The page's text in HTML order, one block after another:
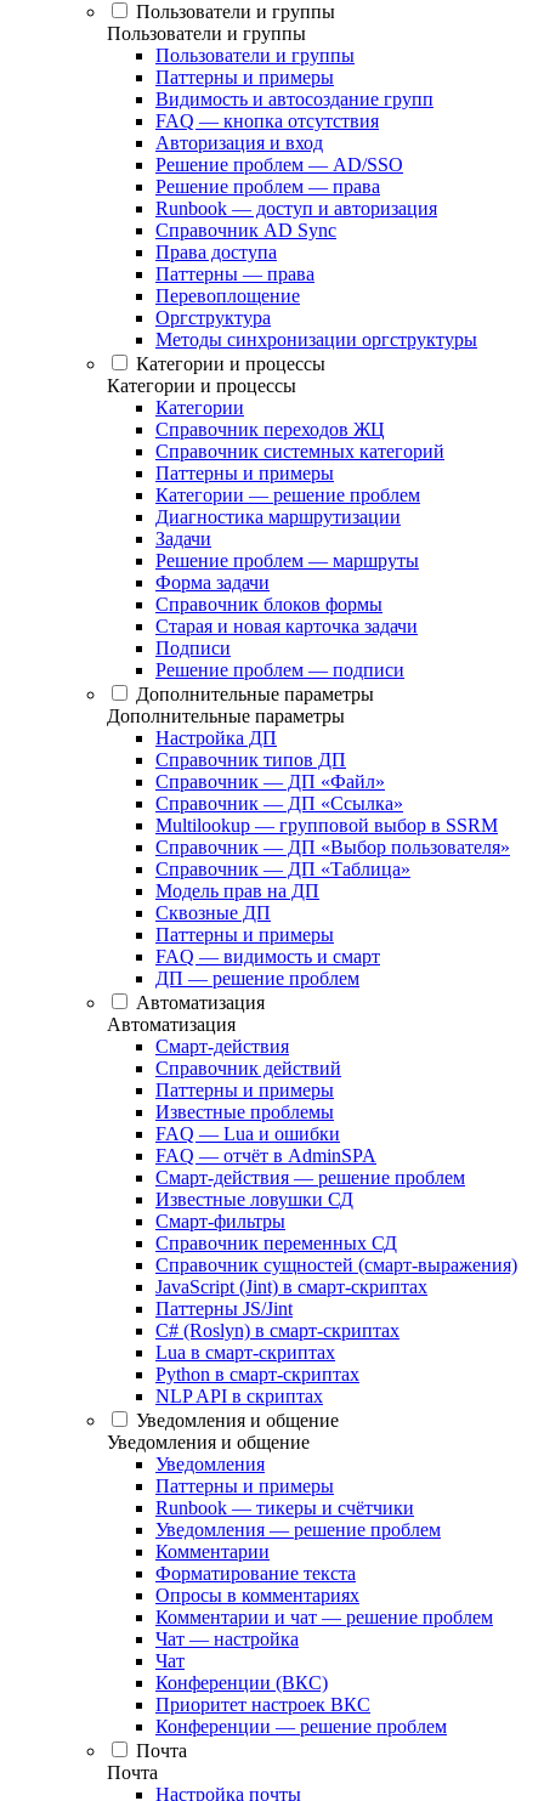
Пользователи и группы
Пользователи и группы
Пользователи и группы
Паттерны и примеры
Видимость и автосоздание групп
FAQ — кнопка отсутствия
Авторизация и вход
Решение проблем — AD/SSO
Решение проблем — права
Runbook — доступ и авторизация
Справочник AD Sync
Права доступа
Паттерны — права
Перевоплощение
Оргструктура
Методы синхронизации оргструктуры
Категории и процессы
Категории и процессы
Категории
Справочник переходов ЖЦ
Справочник системных категорий
Паттерны и примеры
Категории — решение проблем
Диагностика маршрутизации
Задачи
Решение проблем — маршруты
Форма задачи
Справочник блоков формы
Старая и новая карточка задачи
Подписи
Решение проблем — подписи
Дополнительные параметры
Дополнительные параметры
Настройка ДП
Справочник типов ДП
Справочник — ДП «Файл»
Справочник — ДП «Ссылка»
Multilookup — групповой выбор в SSRM
Справочник — ДП «Выбор пользователя»
Справочник — ДП «Таблица»
Модель прав на ДП
Сквозные ДП
Паттерны и примеры
FAQ — видимость и смарт
ДП — решение проблем
Автоматизация
Автоматизация
Смарт-действия
Справочник действий
Паттерны и примеры
Известные проблемы
FAQ — Lua и ошибки
FAQ — отчёт в AdminSPA
Смарт-действия — решение проблем
Известные ловушки СД
Смарт-фильтры
Справочник переменных СД
Справочник сущностей (смарт-выражения)
JavaScript (Jint) в смарт-скриптах
Паттерны JS/Jint
C# (Roslyn) в смарт-скриптах
Lua в смарт-скриптах
Python в смарт-скриптах
NLP API в скриптах
Уведомления и общение
Уведомления и общение
Уведомления
Паттерны и примеры
Runbook — тикеры и счётчики
Уведомления — решение проблем
Комментарии
Форматирование текста
Опросы в комментариях
Комментарии и чат — решение проблем
Чат — настройка
Чат
Конференции (ВКС)
Приоритет настроек ВКС
Конференции — решение проблем
Почта
Почта
Настройка почты